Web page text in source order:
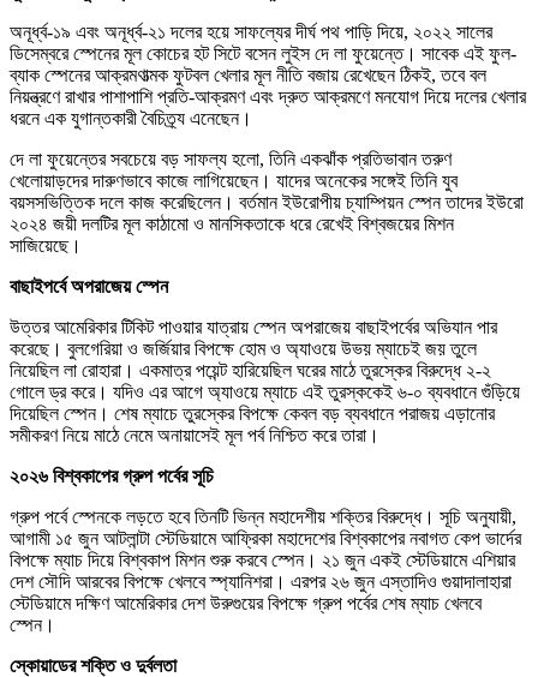
অনূর্ধ্ব-১৯ এবং অনূর্ধ্ব-২১ দলের হয়ে সাফল্যের দীর্ঘ পথ পাড়ি দিয়ে, ২০২২ সালের
ডিসেম্বরে স্পেনের মূল কোচের হট সিটে বসেন লুইস দে লা ফুয়েন্তে। সাবেক এই ফুল-
ব্যাক স্পেনের আক্রমণাত্মক ফুটবল খেলার মূল নীতি বজায় রেখেছেন ঠিকই, তবে বল
নিয়ন্ত্রণে রাখার পাশাপাশি প্রতি-আক্রমণ এবং দ্রুত আক্রমণে মনযোগ দিয়ে দলের খেলার
ধরনে এক যুগান্তকারী বৈচিত্র্য এনেছেন।
দে লা ফুয়েন্তের সবচেয়ে বড় সাফল্য হলো, তিনি একঝাঁক প্রতিভাবান তরুণ
খেলোয়াড়দের দারুণভাবে কাজে লাগিয়েছেন। যাদের অনেকের সঙ্গেই তিনি যুব
বয়সসভিত্তিক দলে কাজ করেছিলেন। বর্তমান ইউরোপীয় চ্যাম্পিয়ন স্পেন তাদের ইউরো
২০২৪ জয়ী দলটির মূল কাঠামো ও মানসিকতাকে ধরে রেখেই বিশ্বজয়ের মিশন
সাজিয়েছে।
বাছাইপর্বে অপরাজেয় স্পেন
উত্তর আমেরিকার টিকিট পাওয়ার যাত্রায় স্পেন অপরাজেয় বাছাইপর্বের অভিযান পার
করেছে। বুলগেরিয়া ও জর্জিয়ার বিপক্ষে হোম ও অ্যাওয়ে উভয় ম্যাচেই জয় তুলে
নিয়েছিল লা রোহারা। একমাত্র পয়েন্ট হারিয়েছিল ঘরের মাঠে তুরস্কের বিরুদ্ধে ২-২
গোলে ড্র করে। যদিও এর আগে অ্যাওয়ে ম্যাচে এই তুরস্ককেই ৬-০ ব্যবধানে গুঁড়িয়ে
দিয়েছিল স্পেন। শেষ ম্যাচে তুরস্কের বিপক্ষে কেবল বড় ব্যবধানে পরাজয় এড়ানোর
সমীকরণ নিয়ে মাঠে নেমে অনায়াসেই মূল পর্ব নিশ্চিত করে তারা।
২০২৬ বিশ্বকাপের গ্রুপ পর্বের সূচি
গ্রুপ পর্বে স্পেনকে লড়তে হবে তিনটি ভিন্ন মহাদেশীয় শক্তির বিরুদ্ধে। সূচি অনুযায়ী,
আগামী ১৫ জুন আটলান্টা স্টেডিয়ামে আফ্রিকা মহাদেশের বিশ্বকাপের নবাগত কেপ ভার্দের
বিপক্ষে ম্যাচ দিয়ে বিশ্বকাপ মিশন শুরু করবে স্পেন। ২১ জুন একই স্টেডিয়ামে এশিয়ার
দেশ সৌদি আরবের বিপক্ষে খেলবে স্প্যানিশরা। এরপর ২৬ জুন এস্তাদিও গুয়াদালাহারা
স্টেডিয়ামে দক্ষিণ আমেরিকার দেশ উরুগুয়ের বিপক্ষে গ্রুপ পর্বের শেষ ম্যাচ খেলবে
স্পেন।
স্কোয়াডের শক্তি ও দুর্বলতা